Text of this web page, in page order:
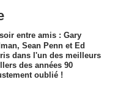
entre amis : Gary
Sean Penn et Ed
dans l'un des meilleurs
des années 90
oublié !